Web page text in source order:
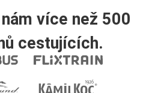
více než 500
cestujících.